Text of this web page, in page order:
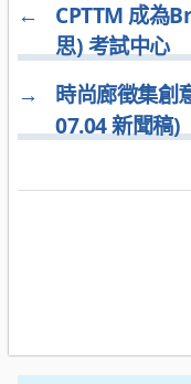
←
CPTTM 成為
思) 考試中心
→
時尚廊徵集創
07.04 新聞稿)